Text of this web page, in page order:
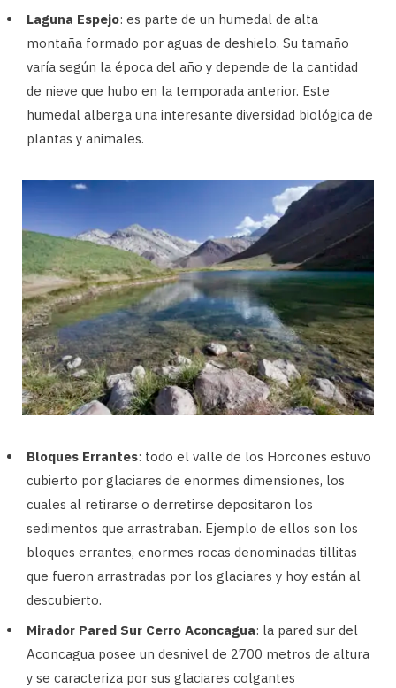
Laguna Espejo: es parte de un humedal de alta
montaña formado por aguas de deshielo. Su tamaño
varía según la época del año y depende de la cantidad
de nieve que hubo en la temporada anterior. Este
humedal alberga una interesante diversidad biológica de
plantas y animales.
Bloques Errantes: todo el valle de los Horcones estuvo
cubierto por glaciares de enormes dimensiones, los
cuales al retirarse o derretirse depositaron los
sedimentos que arrastraban. Ejemplo de ellos son los
bloques errantes, enormes rocas denominadas tillitas
que fueron arrastradas por los glaciares y hoy están al
descubierto.
Mirador Pared Sur Cerro Aconcagua: la pared sur del
Aconcagua posee un desnivel de 2700 metros de altura
y se caracteriza por sus glaciares colgantes